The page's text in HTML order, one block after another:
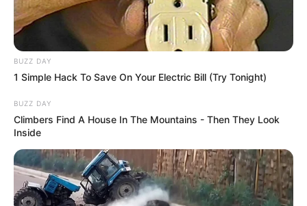
mondta: az életük mindössze 47 másodperc alatt
omlott teljesen össze. A csípést követően a férje
még felhívta őt telefonon, ezután azonban minden
örökre megváltozott.
ég
A ház tulajdonosát ezután többször is megcsípték
segítségére sietett. Lényegében megmentette az
életét, hiszen a sok csípés akár halálos is lehetett
volna.
BUZZ DAY
1 Simple Hack To Save On Your Electric Bill (Try Tonight)
BUZZ DAY
Climbers Find A House In The Mountains - Then They Look
Inside